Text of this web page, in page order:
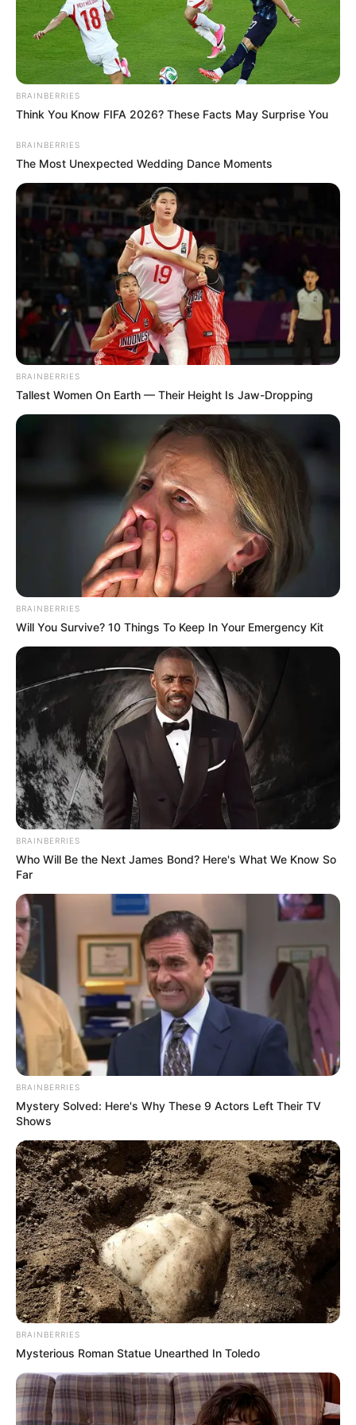
zwischendurch.
Warum eine
Gemüsesuppe immer
eine gute Idee ist
Eine selbstgemachte Gemüsesuppe hat gleich
mehrere Vorteile:
Gesundheit pur– Sie liefert dir wertvolle
Nährstoffe, Ballaststoffe und Vitamine.
Kalorienarm und sättigend– Perfekt für
alle, die sich bewusst ernähren möchten.
Nachhaltig– Du kannst saisonales
Gemüse verwenden und sogar Reste
verwerten.
Vielfältig
– Von klarer Brühe bis zu
cremiger Variante – alles ist möglich.
Gerade im Herbst und Winter wärmt eine Suppe
nicht nur den Körper, sondern auch die Seele.
einfach zu kalten Varianten wie einer Gazpacho
oder pürierten Gemüsesuppe.
Gesund & köstlich:
gemüsesuppe rezept
neu entdeckt!
Damit du gleich loslegen kannst, haben wir hier
ein modernes Grundrezept zusammengestellt,
das du nach Belieben variieren kannst.
Zutaten (für 4 Portionen)
2 EL Olivenöl
1 große Zwiebel
2 Knoblauchzehen
3 Karotten
2 Kartoffeln
BRAINBERRIES
Think You Know FIFA 2026? These Facts May Surprise You
BRAINBERRIES
The Most Unexpected Wedding Dance Moments
BRAINBERRIES
Tallest Women On Earth — Their Height Is Jaw-Dropping
BRAINBERRIES
Will You Survive? 10 Things To Keep In Your Emergency Kit
BRAINBERRIES
Who Will Be the Next James Bond? Here's What We Know So
Far
BRAINBERRIES
Mystery Solved: Here's Why These 9 Actors Left Their TV
Shows
BRAINBERRIES
Mysterious Roman Statue Unearthed In Toledo